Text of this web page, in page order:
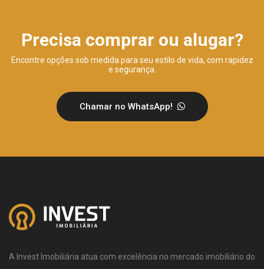
Precisa comprar ou alugar?
Encontre opções sob medida para seu estilo de vida, com rapidez
e segurança.
Chamar no WhatsApp!
A Invest Imobiliária atua com excelência no mercado imobiliário do